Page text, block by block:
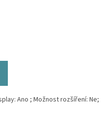
Ano ; Možnost rozšíření: Ne;